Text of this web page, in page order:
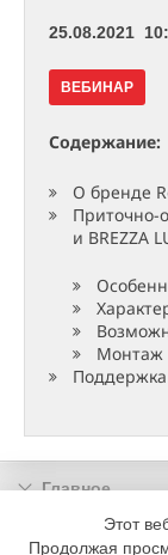
25.08.2021
ВЕБИНАР
Содержание:
О бренде
Приточно-
и BREZZA
Монтаж
Главное
ПодпискаЭтот
Продолжая